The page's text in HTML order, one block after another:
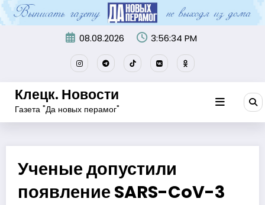
Перейти
к
содержимому
08.08.2026 3:56:35 PM
Клецк. Новости
Газета "Да новых перамог"
Ученые допустили
появление SARS-CoV-3